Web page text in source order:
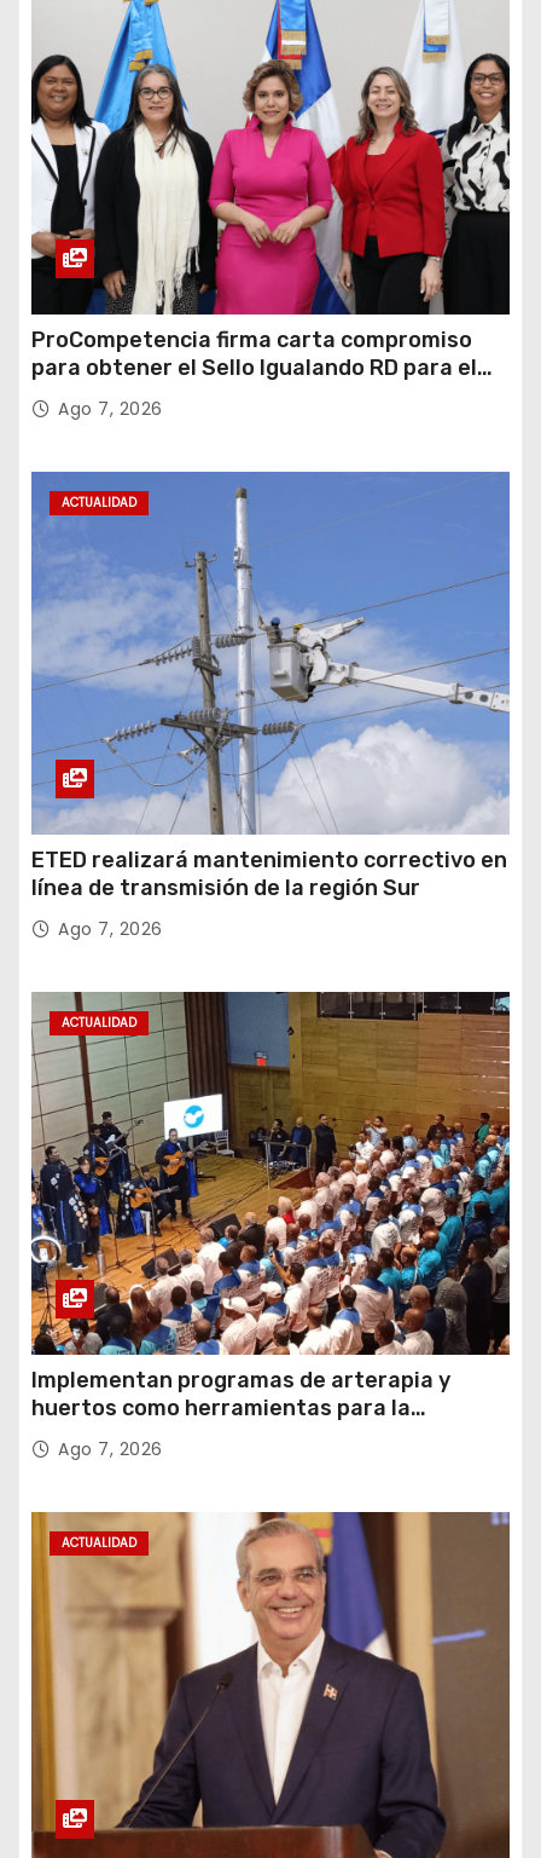
ProCompetencia firma carta compromiso
para obtener el Sello Igualando RD para el
Sector Público
Ago 7, 2026
ACTUALIDAD
ETED realizará mantenimiento correctivo en
línea de transmisión de la región Sur
Ago 7, 2026
ACTUALIDAD
Implementan programas de arterapia y
huertos como herramientas para la
recuperación y la inclusión social
Ago 7, 2026
ACTUALIDAD